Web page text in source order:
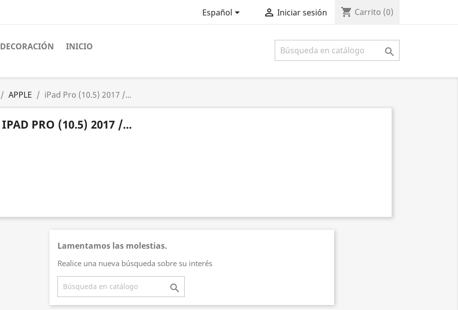
Español  Iniciar sesión shopping_cart Carrito (0)
DECORACIÓN INICIO 
APPLE iPad Pro (10.5) 2017 /...
IPAD PRO (10.5) 2017 /...
Lamentamos las molestias.
Realice una nueva búsqueda sobre su interés
